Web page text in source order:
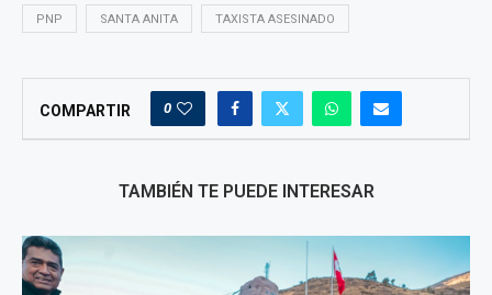
PNP SANTA ANITA TAXISTA ASESINADO
COMPARTIR 0
TAMBIÉN TE PUEDE INTERESAR